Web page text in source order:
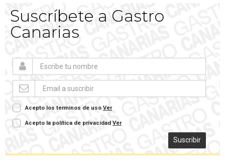
Suscríbete a Gastro
Canarias
Acepto los terminos de uso Ver
Acepto la política de privacidad Ver
Suscribir